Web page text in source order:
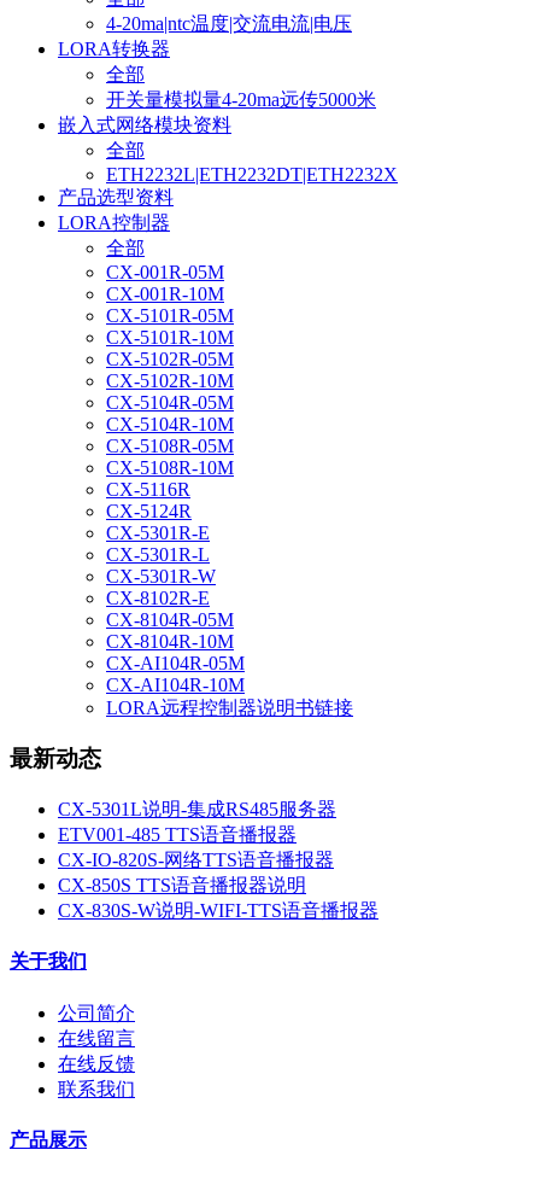
4-20ma|ntc温度|交流电流|电压
LORA转换器
全部
开关量模拟量4-20ma远传5000米
嵌入式网络模块资料
全部
ETH2232L|ETH2232DT|ETH2232X
产品选型资料
LORA控制器
全部
CX-001R-05M
CX-001R-10M
CX-5101R-05M
CX-5101R-10M
CX-5102R-05M
CX-5102R-10M
CX-5104R-05M
CX-5104R-10M
CX-5108R-05M
CX-5108R-10M
CX-5116R
CX-5124R
CX-5301R-E
CX-5301R-L
CX-5301R-W
CX-8102R-E
CX-8104R-05M
CX-8104R-10M
CX-AI104R-05M
CX-AI104R-10M
LORA远程控制器说明书链接
最新动态
CX-5301L说明-集成RS485服务器
ETV001-485 TTS语音播报器
CX-IO-820S-网络TTS语音播报器
CX-850S TTS语音播报器说明
CX-830S-W说明-WIFI-TTS语音播报器
关于我们
公司简介
在线留言
在线反馈
联系我们
产品展示